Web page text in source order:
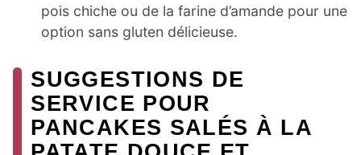
pois chiche ou de la farine d’amande pour une
option sans gluten délicieuse.
SUGGESTIONS DE
SERVICE POUR
PANCAKES SALÉS À LA